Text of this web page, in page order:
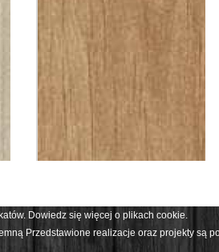
Dowiedz się więcej o plikach cookie.
Przedstawione realizacje oraz projekty są